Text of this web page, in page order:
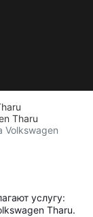
Tharu
Volkswagen
услугу:
Tharu.